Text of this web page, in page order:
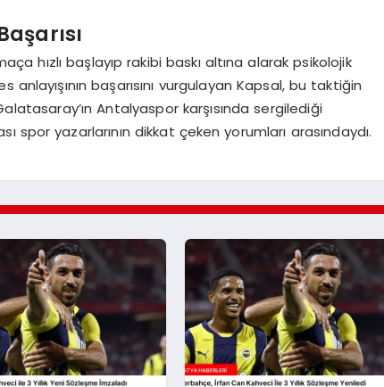
hızlı başlayıp rakibi baskı altına alarak psikolojik
anlayışının başarısını vurgulayan Kapsal, bu taktiğin
Antalyaspor karşısında sergilediği
spor yazarlarının dikkat çeken yorumları arasındaydı.